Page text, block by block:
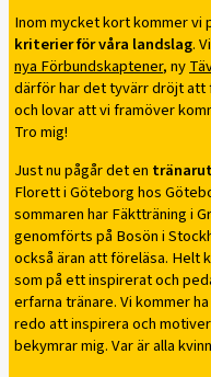
Inom mycket kort kommer vi
kriterier för våra landslag.
nya Förbundskaptener, ny
därför har det tyvärr dröjt att
och lovar att vi framöver
Tro mig!
Just nu pågår det en
Florett i Göteborg hos
sommaren har Fäktträning i
genomförts på Bosön i
också äran att föreläsa. Helt
som på ett inspirerat och
erfarna tränare. Vi kommer
redo att inspirera och
bekymrar mig. Var är alla